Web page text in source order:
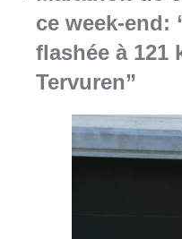
ce week-end:
flashée à 121
Tervuren”